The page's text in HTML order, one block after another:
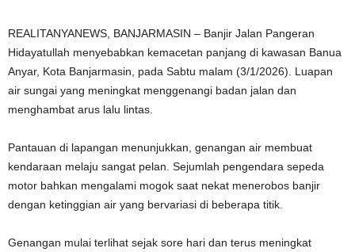
REALITANYANEWS, BANJARMASIN – Banjir Jalan Pangeran
Hidayatullah menyebabkan kemacetan panjang di kawasan Banua
Anyar, Kota Banjarmasin, pada Sabtu malam (3/1/2026). Luapan
air sungai yang meningkat menggenangi badan jalan dan
menghambat arus lalu lintas.
Pantauan di lapangan menunjukkan, genangan air membuat
kendaraan melaju sangat pelan. Sejumlah pengendara sepeda
motor bahkan mengalami mogok saat nekat menerobos banjir
dengan ketinggian air yang bervariasi di beberapa titik.
Genangan mulai terlihat sejak sore hari dan terus meningkat